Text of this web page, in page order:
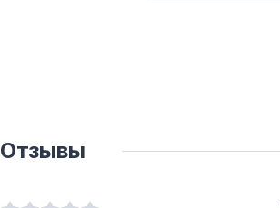
Отзывы